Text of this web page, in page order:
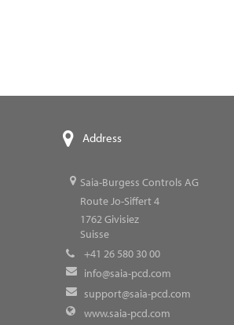
Address
Saia-Burgess Controls AG
Route Jo-Siffert 4
1762Givisiez
Suisse
+41 26 580 30 00
info@saia-pcd.com
support@saia-pcd.com
www.saia-pcd.com